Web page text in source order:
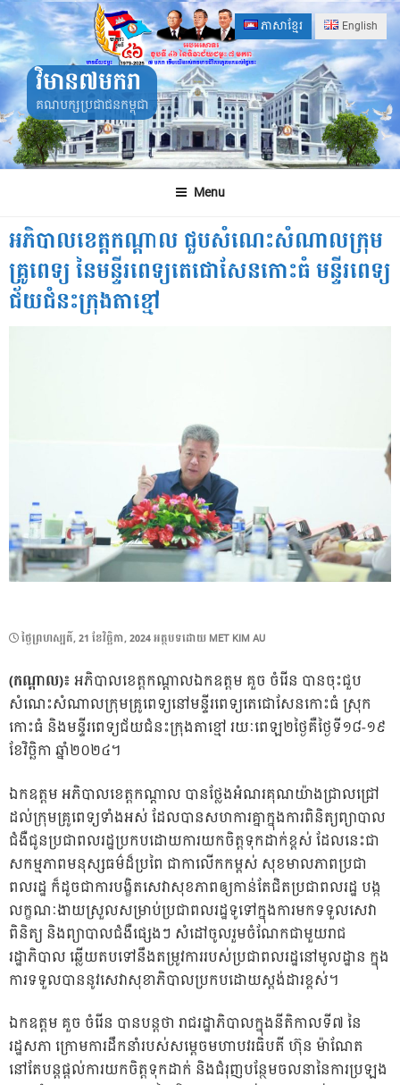
Skip
to
content
ភាសាខ្មែរ English
វិមាន៧មករា
គណបក្សប្រជាជនកម្ពុជា
Menu
អភិបាលខេត្តកណ្តាល ជួបសំណេះសំណាលក្រុម
គ្រូពេទ្យ នៃមន្ទីរពេទ្យតេជោសែនកោះធំ មន្ទីរពេទ្យ
ជ័យជំនះក្រុងតាខ្មៅ
POSTED
ថ្ងៃ​ព្រហស្បតិ៍, 21 ខែ​វិច្ឆិកា, 2024អត្ថបទដោយ MET KIM AU
(កណ្តាល)៖អភិបាលខេត្តកណ្ដាលឯកឧត្តម គួច ចំរើន បានចុះជួប
សំណេះសំណាលក្រុមគ្រូពេទ្យនៅមន្ទីរពេទ្យតេជោសែនកោះធំ ស្រុក
កោះធំ និងមន្ទីរពេទ្យជ័យជំនះក្រុងតាខ្មៅ រយៈពេឡ២ថ្ងៃគឺថ្ងៃទី១៨-១៩
ខែវិច្ឆិកា ឆ្នាំ២០២៤។
ឯកឧត្តម អភិបាលខេត្តកណ្ដាល បានថ្លែងអំណរគុណយ៉ាងជ្រាលជ្រៅ
ដល់ក្រុមគ្រូពេទ្យទាំងអស់ ដែលបានសហការគ្នាក្នុងការពិនិត្យព្យាបាល
ជំងឺជូនប្រជាពលរដ្ឋប្រកបដោយការយកចិត្តទុកដាក់ខ្ពស់ ដែលនេះជា
សកម្មភាពមនុស្សធម៌ដ៏ប្រពៃ ជាកាលើកកម្ពស់ សុខមាលភាពប្រជា
ពលរដ្ឋ ក៏ដូចជាការបង្ខិតសេវាសុខភាពឲ្យកាន់តែជិតប្រជាពលរដ្ឋ បង្ក
លក្ខណៈងាយស្រួលសម្រាប់ប្រជាពលរដ្ឋទូទៅក្នុងការមកទទួលសេវា
ពិនិត្យ និងព្យាបាលជំងឺផ្សេងៗ សំដៅចូលរួមចំណែកជាមួយរាជ
រដ្ឋាភិបាល ឆ្លើយតបទៅនឹងតម្រូវការរបស់ប្រជាពលរដ្ឋនៅមូលដ្ឋាន ក្នុង
ការទទួលបាននូវសេវាសុខាភិបាលប្រកបដោយស្តង់ដារខ្ពស់។
ឯកឧត្តម គួច ចំរើន បានបន្តថា រាជរដ្ឋាភិបាលក្នុងនីតិកាលទី៧ នៃ
រដ្ឋសភា ក្រោមការដឹកនាំរបស់សម្តេចមហាបវរធិបតី ហ៊ុន ម៉ាណែត
នៅតែបន្តផ្តល់ការយកចិត្តទុកដាក់ និងជំរុញបន្ថែមចលនានៃការប្រឡង